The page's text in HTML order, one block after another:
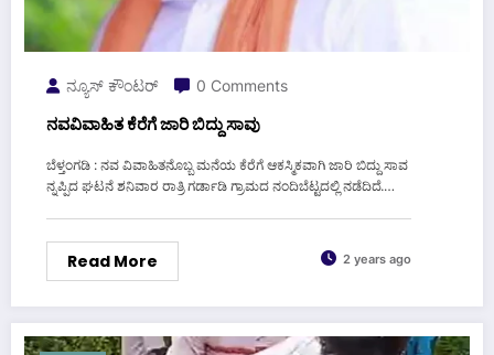
ನ್ಯೂಸ್ ಕೌಂಟರ್ 0 Comments
ನವವಿವಾಹಿತ ಕೆರೆಗೆ ಜಾರಿ ಬಿದ್ದು ಸಾವು
ಬೆಳ್ತಂಗಡಿ : ನವ ವಿವಾಹಿತನೊಬ್ಬ ಮನೆಯ ಕೆರೆಗೆ ಆಕಸ್ಮಿಕವಾಗಿ ಜಾರಿ ಬಿದ್ದು ಸಾವ
ನ್ನಪ್ಪಿದ ಘಟನೆ ಶನಿವಾರ ರಾತ್ರಿ ಗರ್ಡಾಡಿ ಗ್ರಾಮದ ನಂದಿಬೆಟ್ಟದಲ್ಲಿ ನಡೆದಿದೆ.…
Read More 2 years ago